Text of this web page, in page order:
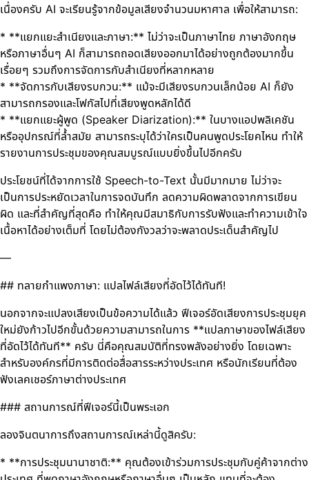
เนื่องครับ AI จะเรียนรู้จากข้อมูลเสียงจำนวนมหาศาล เพื่อให้สามารถ:
* **แยกแยะสำเนียงและภาษา:** ไม่ว่าจะเป็นภาษาไทย ภาษาอังกฤษ
หรือภาษาอื่นๆ AI ก็สามารถถอดเสียงออกมาได้อย่างถูกต้องมากขึ้น
เรื่อยๆ รวมถึงการจัดการกับสำเนียงที่หลากหลาย
* **จัดการกับเสียงรบกวน:** แม้จะมีเสียงรบกวนเล็กน้อย AI ก็ยัง
สามารถกรองและโฟกัสไปที่เสียงพูดหลักได้ดี
* **แยกแยะผู้พูด (Speaker Diarization):** ในบางแอปพลิเคชัน
หรืออุปกรณ์ที่ล้ำสมัย สามารถระบุได้ว่าใครเป็นคนพูดประโยคไหน ทำให้
รายงานการประชุมของคุณสมบูรณ์แบบยิ่งขึ้นไปอีกครับ
ประโยชน์ที่ได้จากการใช้ Speech-to-Text นั้นมีมากมาย ไม่ว่าจะ
เป็นการประหยัดเวลาในการจดบันทึก ลดความผิดพลาดจากการเขียน
ผิด และที่สำคัญที่สุดคือ ทำให้คุณมีสมาธิกับการรับฟังและทำความเข้าใจ
เนื้อหาได้อย่างเต็มที่ โดยไม่ต้องกังวลว่าจะพลาดประเด็นสำคัญไป
—
## ทลายกำแพงภาษา: แปลไฟล์เสียงที่อัดไว้ได้ทันที!
นอกจากจะแปลงเสียงเป็นข้อความได้แล้ว ฟีเจอร์อัดเสียงการประชุมยุค
ใหม่ยังก้าวไปอีกขั้นด้วยความสามารถในการ **แปลภาษาของไฟล์เสียง
ที่อัดไว้ได้ทันที** ครับ นี่คือคุณสมบัติที่ทรงพลังอย่างยิ่ง โดยเฉพาะ
สำหรับองค์กรที่มีการติดต่อสื่อสารระหว่างประเทศ หรือนักเรียนที่ต้อง
ฟังเลคเชอร์ภาษาต่างประเทศ
### สถานการณ์ที่ฟีเจอร์นี้เป็นพระเอก
ลองจินตนาการถึงสถานการณ์เหล่านี้ดูสิครับ:
* **การประชุมนานาชาติ:** คุณต้องเข้าร่วมการประชุมกับคู่ค้าจากต่าง